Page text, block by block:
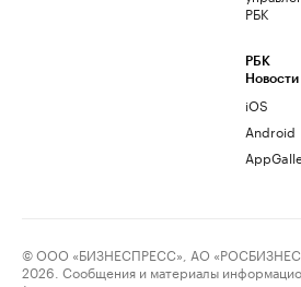
РБК
РБК
Новости
iOS
Android
© ООО «БИЗНЕСПРЕСС», АО
2026. Сообщения и материалы